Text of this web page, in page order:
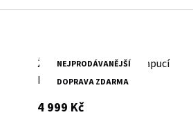
NEJPRODÁVANĚJŠÍ
DOPRAVA ZDARMA
Žlutá kožená bunda s kapucí
MWXammy DB
4 999 Kčs DPH